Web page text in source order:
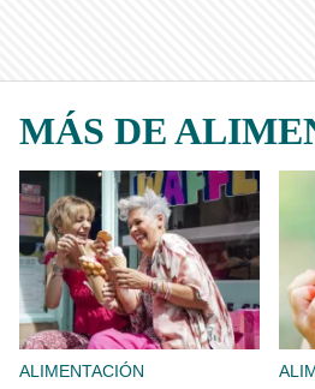
MÁS DE
ALIMENTACIÓN